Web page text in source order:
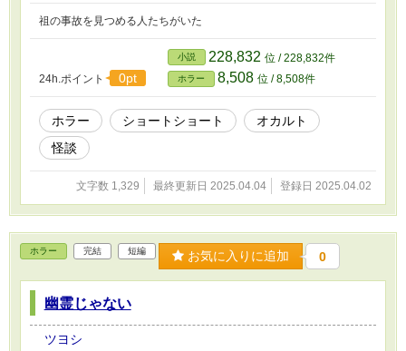
祖の事故を見つめる人たちがいた
24h.ポイント 0pt
小説 228,832 位 / 228,832件
ホラー 8,508 位 / 8,508件
ホラー ショートショート
オカルト
怪談
文字数 1,329 最終更新日 2025.04.04 登録日 2025.04.02
ホラー 完結 短編 お気に入りに追加 0
幽霊じゃない
ツヨシ